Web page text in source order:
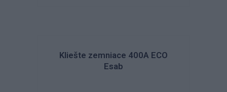
Kliešte zemniace 400A ECO
Esab